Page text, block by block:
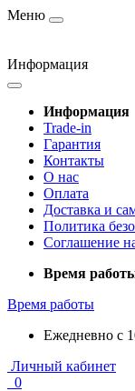
Меню
Информация
Информация
Trade-in
Гарантия
Контакты
О нас
Оплата
Доставка и
Политика
Соглашение
Время
Время работы
Ежедневно с
Личный кабинет
0